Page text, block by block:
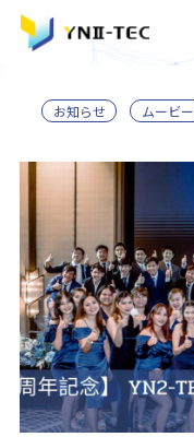
お知らせ ムービー